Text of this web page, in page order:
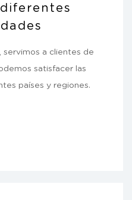
servimos a clientes de
satisfacer las
países y regiones.